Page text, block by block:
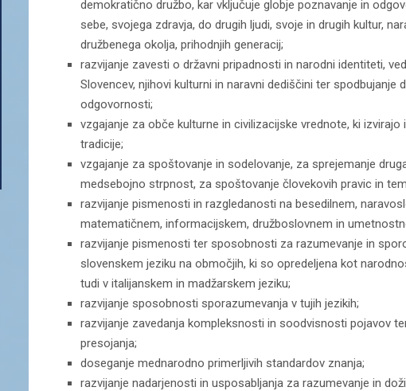
demokratično družbo, kar vključuje globje poznavanje in
sebe, svojega zdravja, do drugih ljudi, svoje in drugih kultur,
družbenega okolja, prihodnjih generacij;
razvijanje zavesti o državni pripadnosti in narodni identiteti,
Slovencev, njihovi kulturni in naravni dediščini ter spodbujanje
odgovornosti;
vzgajanje za obče kulturne in civilizacijske vrednote, ki izvirajo
tradicije;
vzgajanje za spoštovanje in sodelovanje, za sprejemanje
medsebojno strpnost, za spoštovanje človekovih pravic in
razvijanje pismenosti in razgledanosti na besedilnem,
matematičnem, informacijskem, družboslovnem in
razvijanje pismenosti ter sposobnosti za razumevanje in
slovenskem jeziku na območjih, ki so opredeljena kot
tudi v italijanskem in madžarskem jeziku;
razvijanje sposobnosti sporazumevanja v tujih jezikih;
razvijanje zavedanja kompleksnosti in soodvisnosti pojavov
presojanja;
doseganje mednarodno primerljivih standardov znanja;
razvijanje nadarjenosti in usposabljanja za razumevanje in